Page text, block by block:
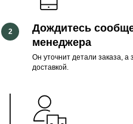
Дождитесь
менеджера
Он уточнит детали заказа,
доставкой.